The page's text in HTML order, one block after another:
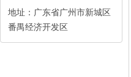
地址：广东省广州市新城区
番禺经济开发区